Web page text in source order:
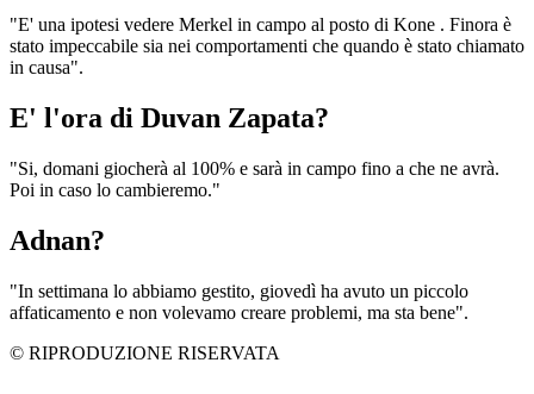
"E' una ipotesi vedere Merkel in campo al posto di Kone . Finora è
stato impeccabile sia nei comportamenti che quando è stato chiamato
in causa".
E' l'ora di Duvan Zapata?
"Si, domani giocherà al 100% e sarà in campo fino a che ne avrà.
Poi in caso lo cambieremo."
Adnan?
"In settimana lo abbiamo gestito, giovedì ha avuto un piccolo
affaticamento e non volevamo creare problemi, ma sta bene".
© RIPRODUZIONE RISERVATA